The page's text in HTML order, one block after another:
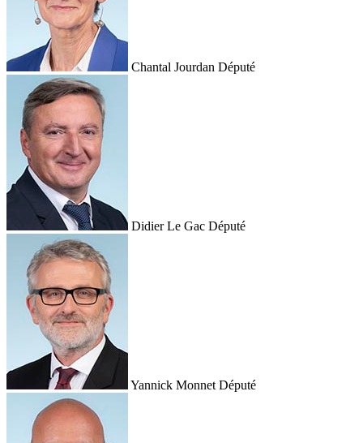
Chantal Jourdan Député
Didier Le Gac Député
Yannick Monnet Député